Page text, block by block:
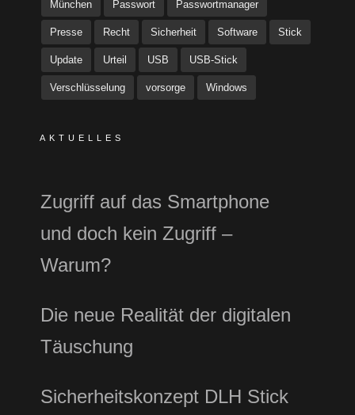
München Passwort Passwortmanager
Presse Recht Sicherheit Software Stick
Update Urteil USB USB-Stick
Verschlüsselung vorsorge Windows
AKTUELLES
Zugriff auf das Smartphone
und doch kein Zugriff –
Warum?
Die neue Realität der digitalen
Täuschung
Sicherheitskonzept DLH Stick